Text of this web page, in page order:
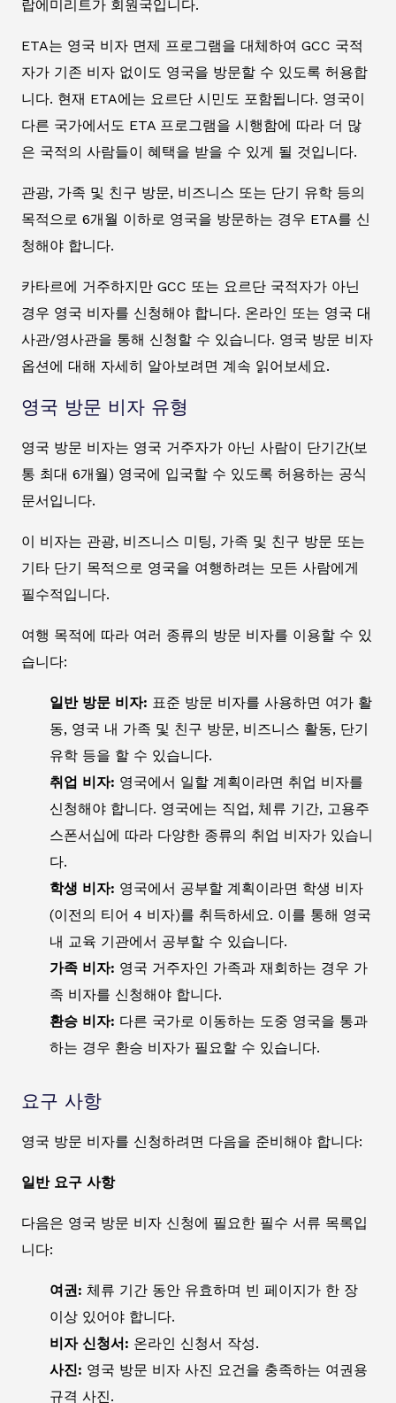
랍에미리트가 회원국입니다.
ETA는 영국 비자 면제 프로그램을 대체하여 GCC 국적
자가 기존 비자 없이도 영국을 방문할 수 있도록 허용합
니다. 현재 ETA에는 요르단 시민도 포함됩니다. 영국이
다른 국가에서도 ETA 프로그램을 시행함에 따라 더 많
은 국적의 사람들이 혜택을 받을 수 있게 될 것입니다.
관광, 가족 및 친구 방문, 비즈니스 또는 단기 유학 등의
목적으로 6개월 이하로 영국을 방문하는 경우 ETA를 신
청해야 합니다.
카타르에 거주하지만 GCC 또는 요르단 국적자가 아닌
경우 영국 비자를 신청해야 합니다. 온라인 또는 영국 대
사관/영사관을 통해 신청할 수 있습니다. 영국 방문 비자
옵션에 대해 자세히 알아보려면 계속 읽어보세요.
영국 방문 비자 유형
영국 방문 비자는 영국 거주자가 아닌 사람이 단기간(보
통 최대 6개월) 영국에 입국할 수 있도록 허용하는 공식
문서입니다.
이 비자는 관광, 비즈니스 미팅, 가족 및 친구 방문 또는
기타 단기 목적으로 영국을 여행하려는 모든 사람에게
필수적입니다.
여행 목적에 따라 여러 종류의 방문 비자를 이용할 수 있
습니다:
일반 방문 비자: 표준 방문 비자를 사용하면 여가 활
동, 영국 내 가족 및 친구 방문, 비즈니스 활동, 단기
유학 등을 할 수 있습니다.
취업 비자: 영국에서 일할 계획이라면 취업 비자를
신청해야 합니다. 영국에는 직업, 체류 기간, 고용주
스폰서십에 따라 다양한 종류의 취업 비자가 있습니
다.
학생 비자: 영국에서 공부할 계획이라면 학생 비자
(이전의 티어 4 비자)를 취득하세요. 이를 통해 영국
내 교육 기관에서 공부할 수 있습니다.
가족 비자: 영국 거주자인 가족과 재회하는 경우 가
족 비자를 신청해야 합니다.
환승 비자: 다른 국가로 이동하는 도중 영국을 통과
하는 경우 환승 비자가 필요할 수 있습니다.
요구 사항
영국 방문 비자를 신청하려면 다음을 준비해야 합니다:
일반 요구 사항
다음은 영국 방문 비자 신청에 필요한 필수 서류 목록입
니다:
여권: 체류 기간 동안 유효하며 빈 페이지가 한 장
이상 있어야 합니다.
비자 신청서: 온라인 신청서 작성.
사진: 영국 방문 비자 사진 요건을 충족하는 여권용
규격 사진.